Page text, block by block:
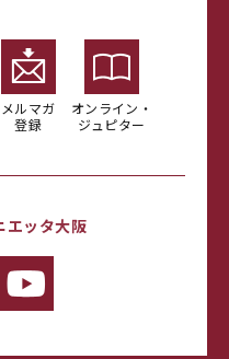
メルマガ
登録
オンライン・
ジュピター
エッタ大阪